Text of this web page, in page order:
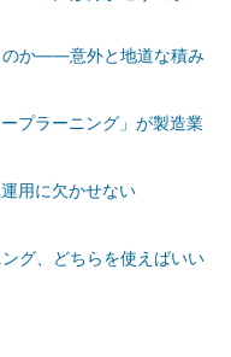
のか――意外と地道な積み
プラーニング」が製造業
用に欠かせない
グ、どちらを使えばいい